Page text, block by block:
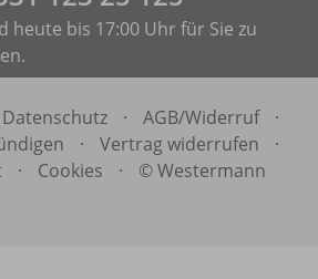
heute bis 17:00 Uhr für Sie zu
Datenschutz · AGB/Widerruf
·
· Vertrag widerrufen
·
· Cookies · © Westermann